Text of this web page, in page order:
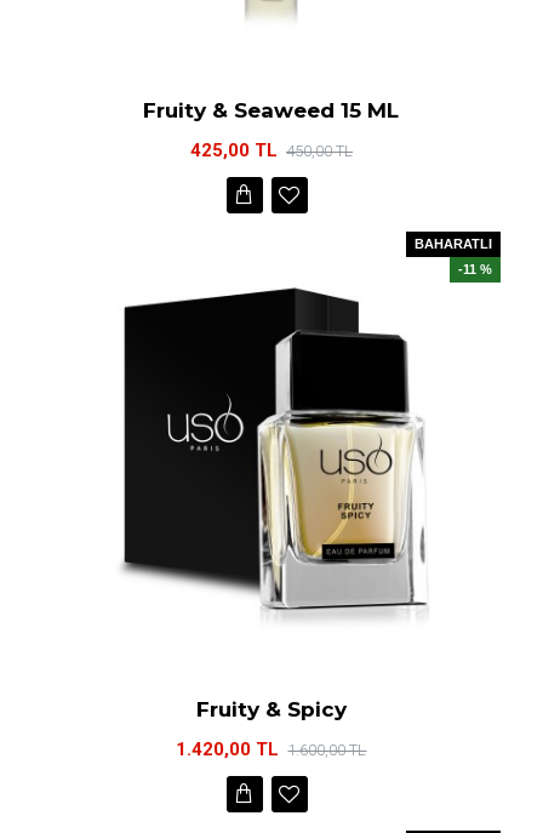
Fruity & Seaweed 15 ML
425,00 TL 450,00 TL
BAHARATLI
-11 %
Fruity & Spicy
1.420,00 TL 1.600,00 TL